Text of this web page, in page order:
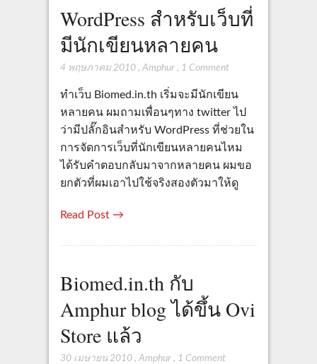
WordPress สำหรับเว็บที่
มีนักเขียนหลายคน
4 พฤษภาคม 2010, Amphur, 1 Comment
ทำเว็บ Biomed.in.th เริ่มจะมีนักเขียน
หลายคน ผมถามเพื่อนๆทาง twitter ไป
ว่ามีปลั๊กอินสำหรับ WordPress ที่ช่วยใน
การจัดการเว็บที่นักเขียนหลายคนไหม
ได้รับคำตอบกลับมาจากหลายคน ผมขอ
ยกตัวที่ผมเอาไปใช้จริงสองตัวมาให้ดู
Read Post →
Biomed.in.th กับ
Amphur blog ได้ขึ้น Ovi
Store แล้ว
30 เมษายน 2010, Amphur, 1 Comment